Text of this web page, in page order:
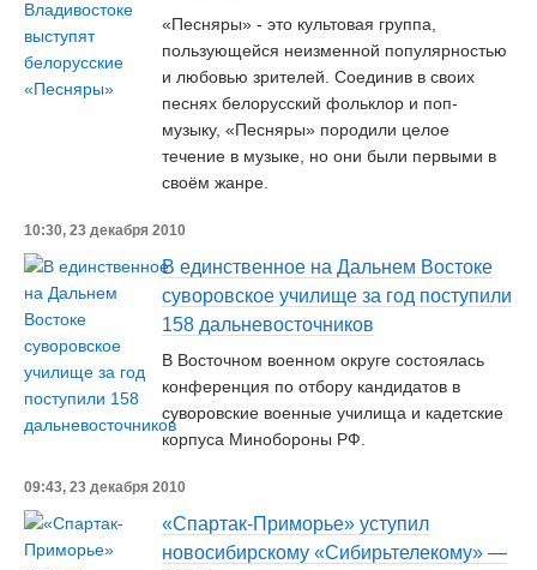
«Песняры» - это культовая группа,
пользующейся неизменной популярностью
и любовью зрителей. Соединив в своих
песнях белорусский фольклор и поп-
музыку, «Песняры» породили целое
течение в музыке, но они были первыми в
своём жанре.
10:30, 23 декабря 2010
В единственное на Дальнем Востоке
суворовское училище за год поступили
158 дальневосточников
В Восточном военном округе состоялась
конференция по отбору кандидатов в
суворовские военные училища и кадетские
корпуса Минобороны РФ.
09:43, 23 декабря 2010
«Спартак-Приморье» уступил
новосибирскому «Сибирьтелекому» —